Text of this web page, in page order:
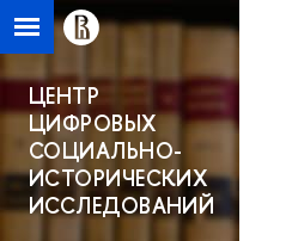
ЦЕНТР
ЦИФРОВЫХ
СОЦИАЛЬНО-
ИСТОРИЧЕСКИХ
ИССЛЕДОВАНИЙ